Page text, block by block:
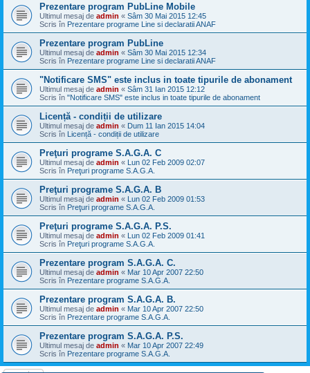
Prezentare program PubLine Mobile
Ultimul mesaj de admin « Sâm 30 Mai 2015 12:45
Scris în Prezentare programe Line si declaratii ANAF
Prezentare program PubLine
Ultimul mesaj de admin « Sâm 30 Mai 2015 12:34
Scris în Prezentare programe Line si declaratii ANAF
"Notificare SMS" este inclus in toate tipurile de abonament
Ultimul mesaj de admin « Sâm 31 Ian 2015 12:12
Scris în "Notificare SMS" este inclus in toate tipurile de abonament
Licență - condiții de utilizare
Ultimul mesaj de admin « Dum 11 Ian 2015 14:04
Scris în Licență - condiții de utilizare
Preţuri programe S.A.G.A. C
Ultimul mesaj de admin « Lun 02 Feb 2009 02:07
Scris în Preţuri programe S.A.G.A.
Preţuri programe S.A.G.A. B
Ultimul mesaj de admin « Lun 02 Feb 2009 01:53
Scris în Preţuri programe S.A.G.A.
Preţuri programe S.A.G.A. P.S.
Ultimul mesaj de admin « Lun 02 Feb 2009 01:41
Scris în Preţuri programe S.A.G.A.
Prezentare program S.A.G.A. C.
Ultimul mesaj de admin « Mar 10 Apr 2007 22:50
Scris în Prezentare programe S.A.G.A.
Prezentare program S.A.G.A. B.
Ultimul mesaj de admin « Mar 10 Apr 2007 22:50
Scris în Prezentare programe S.A.G.A.
Prezentare program S.A.G.A. P.S.
Ultimul mesaj de admin « Mar 10 Apr 2007 22:49
Scris în Prezentare programe S.A.G.A.